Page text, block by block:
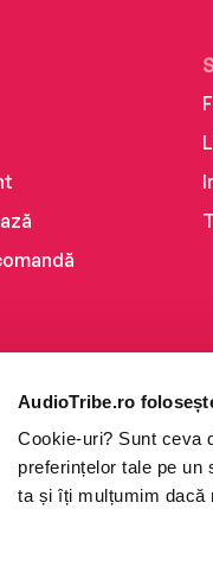
AudioTribe.ro
Cookie-uri? Sunt ceva
preferințelor tale pe un
ta și îți mulțumim dacă